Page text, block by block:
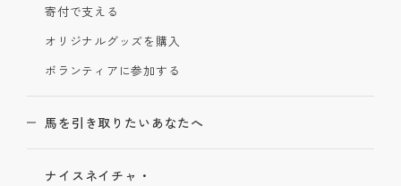
寄付で支える
オリジナルグッズを購入
ボランティアに参加する
馬を引き取りたいあなたへ
ナイスネイチャ・